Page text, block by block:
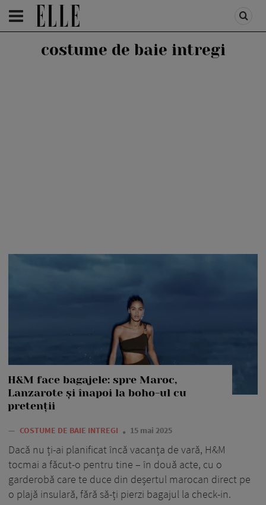
HOMEPAGE /ADVERTORIAL
costume de baie intregi
H&M face bagajele: spre Maroc,
Lanzarote și înapoi la boho-ul cu
pretenții
— COSTUME DE BAIE INTREGI 15 mai 2025
Dacă nu ți-ai planificat încă vacanța de vară, H&M
tocmai a făcut-o pentru tine – în două acte, cu o
garderobă care te duce din deșertul marocan direct pe
o plajă insulară, fără să-ți pierzi bagajul la check-in.